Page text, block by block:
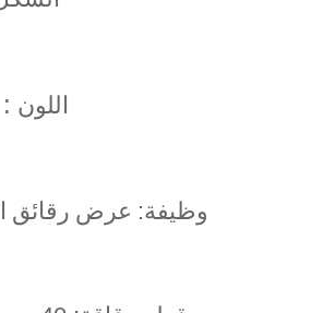
اللون :
وظيفة: عرض رقائق